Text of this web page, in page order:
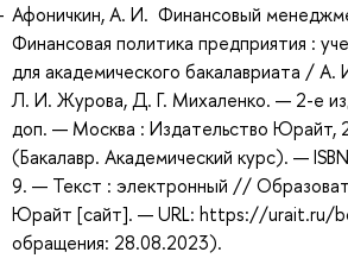
Афоничкин, А. И. Финансовый
Финансовая политика предприятия :
для академического бакалавриата / А.
Л. И. Журова, Д. Г. Михаленко. — 2-е
доп. — Москва : Издательство
(Бакалавр. Академический курс). —
9. — Текст : электронный //
Юрайт [сайт]. — URL: https://urait.ru/
обращения: 28.08.2023).